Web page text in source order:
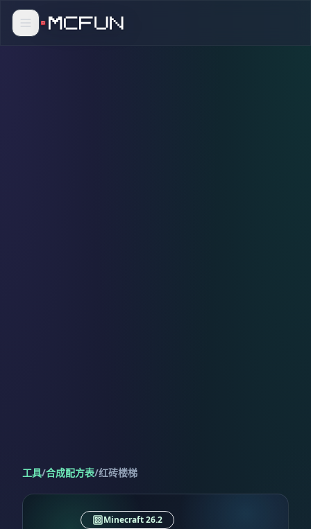
工具/合成配方表/红砖楼梯
Minecraft 26.2